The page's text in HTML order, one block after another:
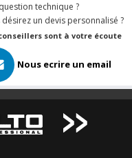
technique ?
désirez un devis personnalisé ?
sont à votre écoute
Nous ecrire un email